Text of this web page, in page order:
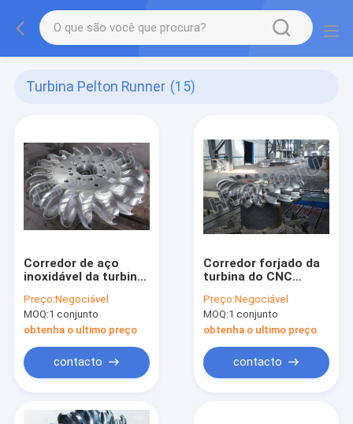
Turbina Pelton Runner (15)
Corredor de aço
inoxidável da turbina
Preço:Negociável
MOQ:1 conjunto
obtenha o ultimo preço
contacto
Corredor forjado da
turbina do CNC
Preço:Negociável
MOQ:1 conjunto
obtenha o ultimo preço
contacto